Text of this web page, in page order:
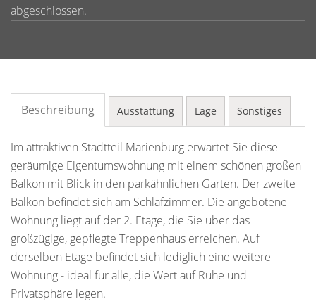
abgeschlossen.
Beschreibung Ausstattung Lage Sonstiges
Im attraktiven Stadtteil Marienburg erwartet Sie diese
geräumige Eigentumswohnung mit einem schönen großen
Balkon mit Blick in den parkähnlichen Garten. Der zweite
Balkon befindet sich am Schlafzimmer. Die angebotene
Wohnung liegt auf der 2. Etage, die Sie über das
großzügige, gepflegte Treppenhaus erreichen. Auf
derselben Etage befindet sich lediglich eine weitere
Wohnung - ideal für alle, die Wert auf Ruhe und
Privatsphäre legen.